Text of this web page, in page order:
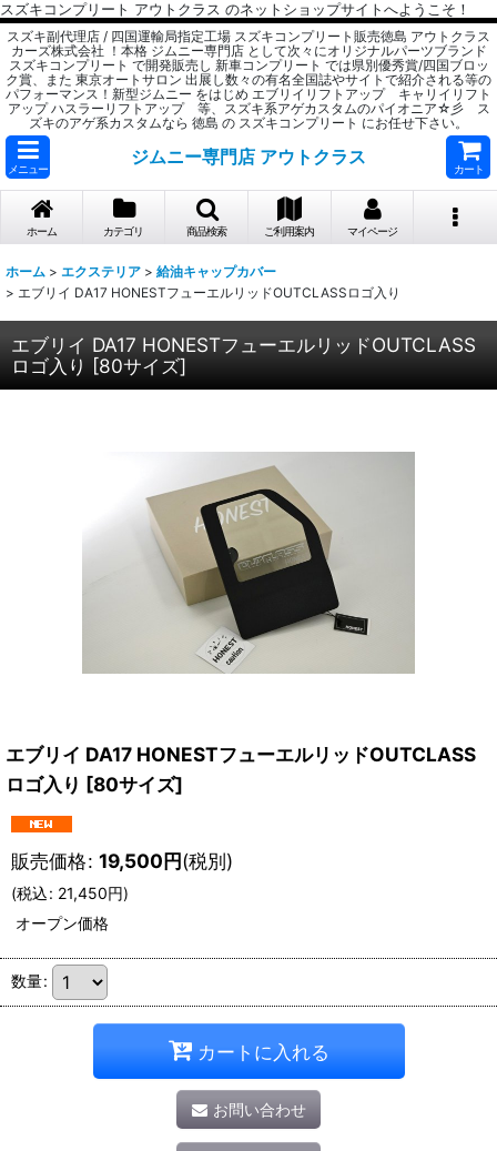
スズキコンプリート アウトクラス のネットショップサイトへようこそ！
スズキ副代理店 / 四国運輸局指定工場 スズキコンプリート販売徳島 アウトクラス
カーズ株式会社 ！本格 ジムニー専門店 として次々にオリジナルパーツブランド
スズキコンプリート で開発販売し 新車コンプリート では県別優秀賞/四国ブロッ
ク賞、また 東京オートサロン 出展し数々の有名全国誌やサイトで紹介される等の
パフォーマンス！新型ジムニー をはじめ エブリイリフトアップ キャリイリフト
アップ ハスラーリフトアップ 等、スズキ系アゲカスタムのパイオニア☆彡 ス
ズキのアゲ系カスタムなら 徳島 の スズキコンプリート にお任せ下さい。
メニュー
ジムニー専門店 アウトクラス
カート
ホーム カテゴリ 商品検索 ご利用案内 マイページ
ホーム > エクステリア > 給油キャップカバー
> エブリイ DA17 HONESTフューエルリッドOUTCLASSロゴ入り
エブリイ DA17 HONESTフューエルリッドOUTCLASS
ロゴ入り [80サイズ]
エブリイ DA17 HONESTフューエルリッドOUTCLASS
ロゴ入り [80サイズ]
販売価格: 19,500円(税別)
(税込: 21,450円)
オープン価格
数量:
カートに入れる
お問い合わせ